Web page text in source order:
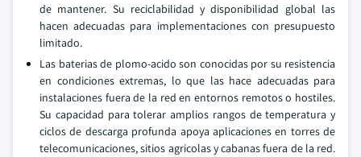
de mantener. Su reciclabilidad y disponibilidad global las
hacen adecuadas para implementaciones con presupuesto
limitado.
Las baterias de plomo-acido son conocidas por su resistencia
en condiciones extremas, lo que las hace adecuadas para
instalaciones fuera de la red en entornos remotos o hostiles.
Su capacidad para tolerar amplios rangos de temperatura y
ciclos de descarga profunda apoya aplicaciones en torres de
telecomunicaciones, sitios agricolas y cabanas fuera de la red.